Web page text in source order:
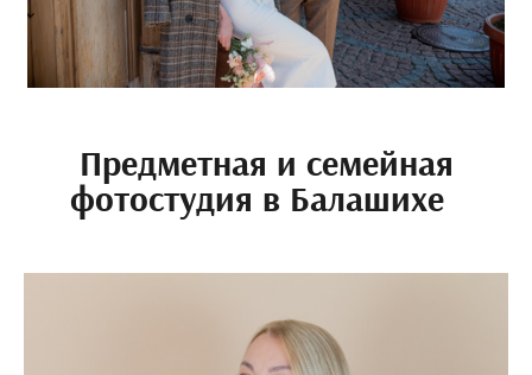
Предметная и семейная
фотостудия в Балашихе